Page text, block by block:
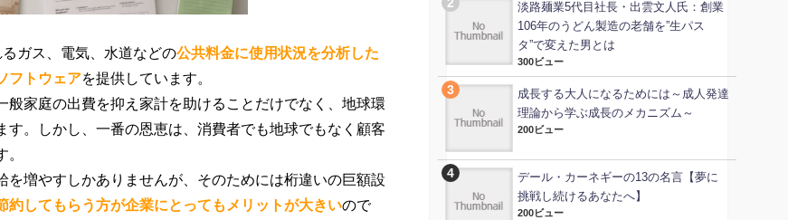
ガス、電気、水道などの公共料金に使用状況を分析した
フトウェアを提供しています。
般家庭の出費を抑え家計を助けることだけでなく、地球環
す。しかし、一番の恩恵は、消費者でも地球でもなく顧客
。
を増やすしかありませんが、そのためには桁違いの巨額設
約してもらう方が企業にとってもメリットが大きいので
淡路麺業5代目社長・出雲文人氏：創業
106年のうどん製造の老舗を”生パス
タ”で変えた男とは
300ビュー
成長する大人になるためには～成人発達
理論から学ぶ成長のメカニズム～
200ビュー
デール・カーネギーの13の名言【夢に
挑戦し続けるあなたへ】
200ビュー